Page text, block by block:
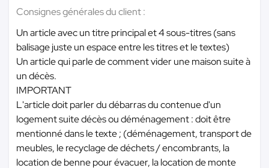
Consignes générales du client :
Un article avec un titre principal et 4 sous-titres (sans
balisage juste un espace entre les titres et le textes)
Un article qui parle de comment vider une maison suite à
un décès.
IMPORTANT
L'article doit parler du débarras du contenue d'un
logement suite décès ou déménagement : doit être
mentionné dans le texte ; (déménagement, transport de
meubles, le recyclage de déchets / encombrants, la
location de benne pour évacuer, la location de monte